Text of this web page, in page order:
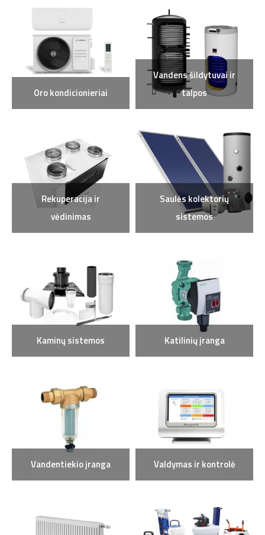
Oro kondicionieriai
Vandens šildytuvai ir
talpos
Rekuperacija ir
vėdinimas
Saulės kolektorių
sistemos
Kaminų sistemos Katilinių įranga
Vandentiekio įranga Valdymas ir kontrolė